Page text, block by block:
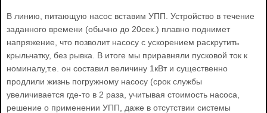
В линию, питающую насос вставим УПП. Устройство в течение
заданного времени (обычно до 20сек.) плавно поднимет
напряжение, что позволит насосу с ускорением раскрутить
крыльчатку, без рывка. В итоге мы приравняли пусковой ток к
номиналу,т.е. он составил величину 1кВт и существенно
продлили жизнь погружному насосу (срок службы
увеличивается где-то в 2 раза, учитывая стоимость насоса,
решение о применении УПП, даже в отсутствии системы